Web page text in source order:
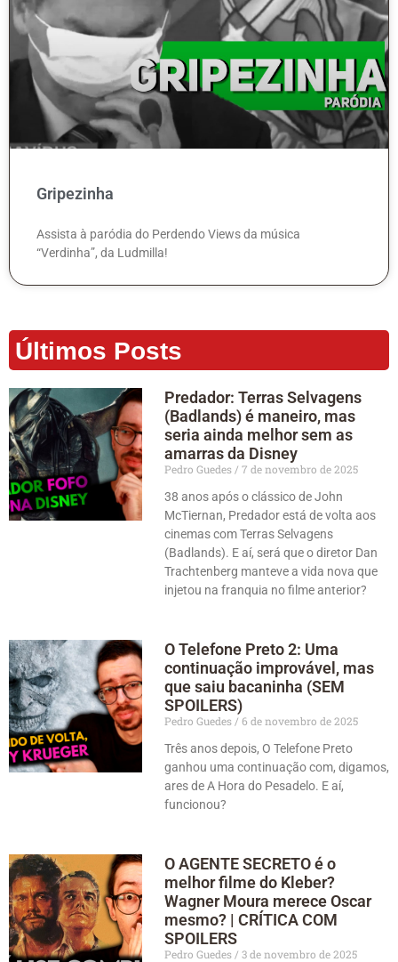
Gripezinha
Assista à paródia do Perdendo Views da música
“Verdinha”, da Ludmilla!
Últimos Posts
Predador: Terras Selvagens
(Badlands) é maneiro, mas
seria ainda melhor sem as
amarras da Disney
Pedro Guedes
7 de novembro de 2025
38 anos após o clássico de John
McTiernan, Predador está de volta aos
cinemas com Terras Selvagens
(Badlands). E aí, será que o diretor Dan
Trachtenberg manteve a vida nova que
injetou na franquia no filme anterior?
O Telefone Preto 2: Uma
continuação improvável, mas
que saiu bacaninha (SEM
SPOILERS)
Pedro Guedes
6 de novembro de 2025
Três anos depois, O Telefone Preto
ganhou uma continuação com, digamos,
ares de A Hora do Pesadelo. E aí,
funcionou?
O AGENTE SECRETO é o
melhor filme do Kleber?
Wagner Moura merece Oscar
mesmo? | CRÍTICA COM
SPOILERS
Pedro Guedes
3 de novembro de 2025